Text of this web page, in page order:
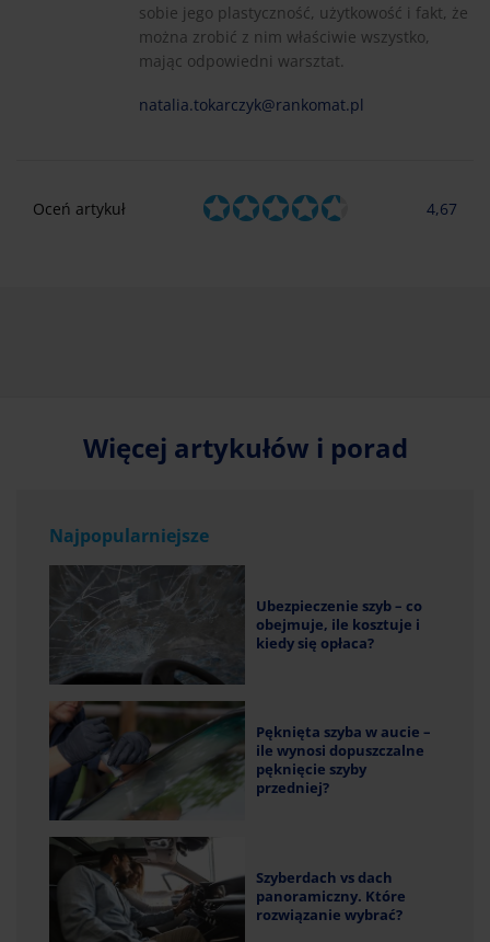
sobie jego plastyczność, użytkowość i fakt, że
można zrobić z nim właściwie wszystko,
mając odpowiedni warsztat.
natalia.tokarczyk@rankomat.pl
Oceń artykuł 4,67
Więcej artykułów i porad
Najpopularniejsze
Ubezpieczenie szyb – co
obejmuje, ile kosztuje i
kiedy się opłaca?
Pęknięta szyba w aucie –
ile wynosi dopuszczalne
pęknięcie szyby
przedniej?
Szyberdach vs dach
panoramiczny. Które
rozwiązanie wybrać?